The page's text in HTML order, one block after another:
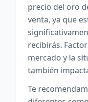
precio del oro
venta, ya que
recibirás.
mercado y la
también
Te